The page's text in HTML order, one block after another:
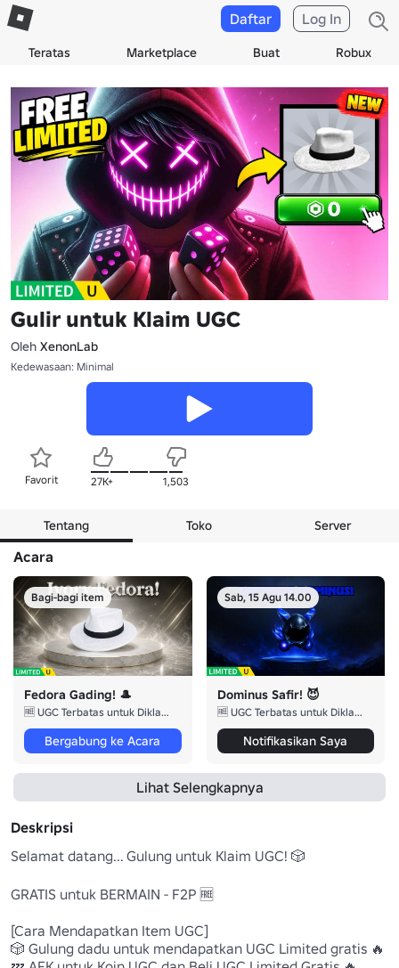
Teratas Marketplace Buat Robux
Daftar Log In
Gulir untuk Klaim UGC
Oleh XenonLab
Kedewasaan: Minimal
Favorit 27K+ 1,503
Tentang Toko Server
Acara
Bagi-bagi item
Fedora Gading! 🎩
🆓 UGC Terbatas untuk Diklaim!
Bergabung ke Acara
Sab, 15 Agu 14.00
Dominus Safir! 😈
🆓 UGC Terbatas untuk Diklaim!
Notifikasikan Saya
Lihat Selengkapnya
Deskripsi
Selamat datang... Gulung untuk Klaim UGC! 🎲
GRATIS untuk BERMAIN - F2P 🆓
[Cara Mendapatkan Item UGC]
🎲 Gulung dadu untuk mendapatkan UGC Limited gratis 🔥